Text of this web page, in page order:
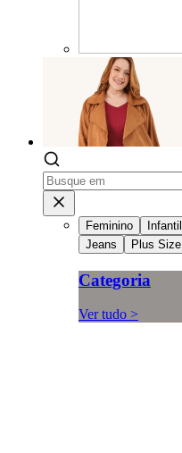
Feminino Infantil
Jeans
Plus Size
Categoria
Ver tudo >